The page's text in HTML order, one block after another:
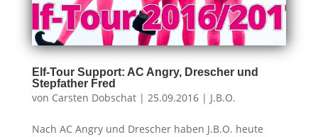
Elf-Tour Support: AC Angry, Drescher und
Stepfather Fred
von Carsten Dobschat| 25.09.2016| J.B.O.
Nach AC Angry und Drescher haben J.B.O. heute